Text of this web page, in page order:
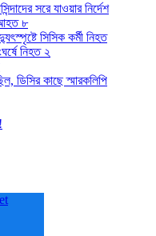
সরে যাওয়ার নির্দেশ
আহত ৮
সিসিক কর্মী নিহত
নিহত ২
ডিসির কাছে স্মারকলিপি